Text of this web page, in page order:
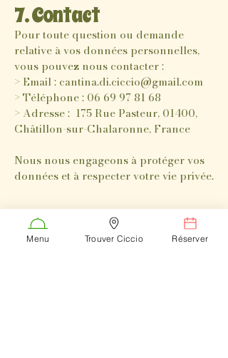
7. Contact
Pour toute question ou demande
relative à vos données personnelles,
vous pouvez nous contacter :
> Email : cantina.di.ciccio@gmail.com
> Téléphone : 06 69 97 81 68
> Adresse : 175 Rue Pasteur, 01400,
Châtillon-sur-Chalaronne, France
Nous nous engageons à protéger vos
données et à respecter votre vie privée.
TROUVER CICCIO
Menu Trouver Ciccio Réserver